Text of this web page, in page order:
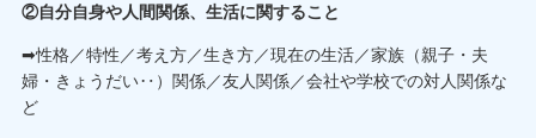
②自分自身や人間関係、生活に関すること
➡性格／特性／考え方／生き方／現在の生活／家族（親子・夫
婦・きょうだい‥）関係／友人関係／会社や学校での対人関係な
ど